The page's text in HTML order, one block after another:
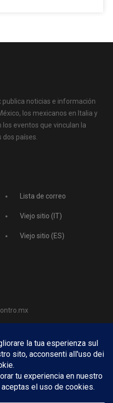
publica noticias e información
los mexicanos en Italia y
eventos que vinculan la
países.
Lista de correo
Viejo sitio (IT)
Viejo sitio (ES)